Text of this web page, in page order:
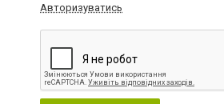
Авторизуватись